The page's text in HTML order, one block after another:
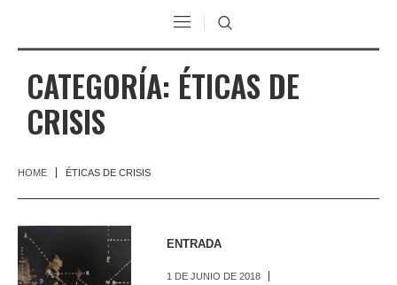
CATEGORÍA: ÉTICAS DE
CRISIS
HOME ÉTICAS DE CRISIS
ENTRADA
1 DE JUNIO DE 2018